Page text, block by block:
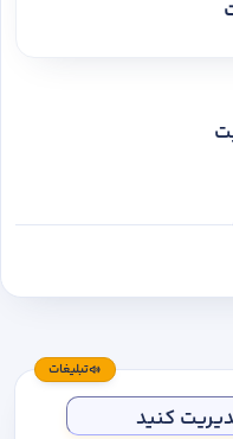
تبلیغات
کنید